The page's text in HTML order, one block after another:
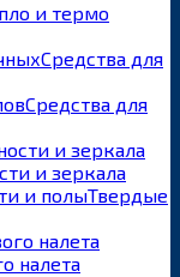
и термо
Средства для
Средства для
и зеркала
Твердые
налета